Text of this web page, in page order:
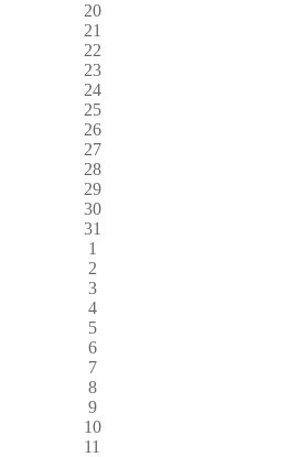
20
21
22
23
24
25
26
27
28
29
30
31
1
2
3
4
5
6
7
8
9
10
11